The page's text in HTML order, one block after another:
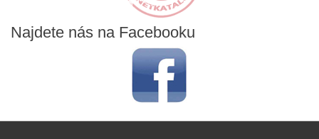
Najdete nás na Facebooku